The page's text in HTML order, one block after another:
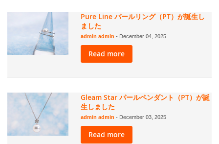
Pure Line パールリング（PT）が誕生し
ました
admin admin- December 04, 2025
Read more
Gleam Star パールペンダント（PT）が誕
生しました
admin admin- December 03, 2025
Read more